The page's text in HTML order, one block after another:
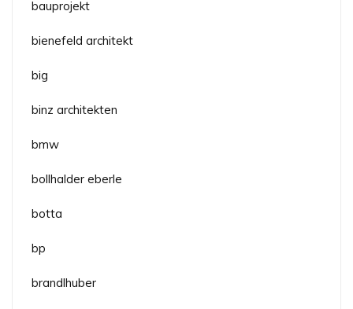
bauprojekt
bienefeld architekt
big
binz architekten
bmw
bollhalder eberle
botta
bp
brandlhuber